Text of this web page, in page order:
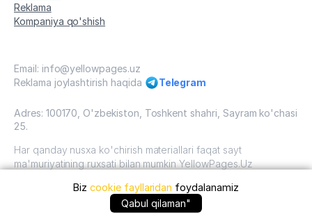
+99879 ... qo'ng'iroq qilish
Reklama
Kompaniya qo'shish
Email: info@yellowpages.uz
Reklama joylashtirish haqida
Telegram
Adres: 100170, O'zbekiston, Toshkent shahri, Sayram ko'chasi
25.
Har qanday nusxa ko'chirish materiallari faqat sayt
ma'muriyatining ruxsati bilan mumkin YellowPages.Uz
O'zbekiston, 2009 - 2026 / O'zbekiston "sariq
sahifalar"mualliflik huquqi. Barcha huquqlar himoyalangan.
Bizcookie fayllaridan foydalanamiz
Qabul qilaman"